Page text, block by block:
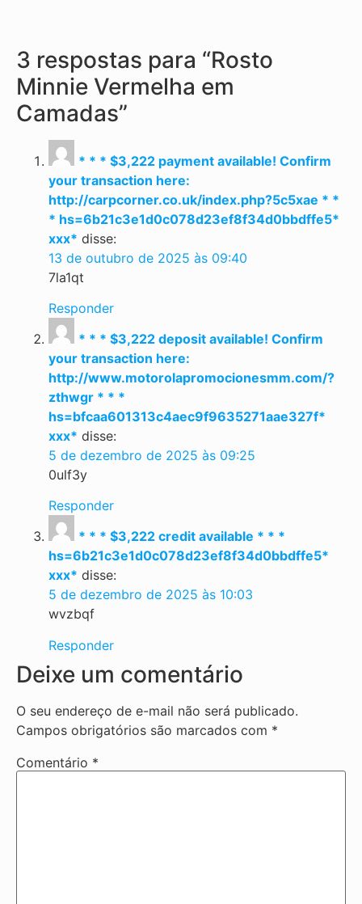
3 respostas para “Rosto
Minnie Vermelha em
Camadas”
* * * $3,222 payment available! Confirm
your transaction here:
http://carpcorner.co.uk/index.php?5c5xae * *
* hs=6b21c3e1d0c078d23ef8f34d0bbdffe5*
ххх* disse:
13 de outubro de 2025 às 09:40
7la1qt
Responder
* * * $3,222 deposit available! Confirm
your transaction here:
http://www.motorolapromocionesmm.com/?
zthwgr * * *
hs=bfcaa601313c4aec9f9635271aae327f*
ххх* disse:
5 de dezembro de 2025 às 09:25
0ulf3y
Responder
* * * $3,222 credit available * * *
hs=6b21c3e1d0c078d23ef8f34d0bbdffe5*
ххх* disse:
5 de dezembro de 2025 às 10:03
wvzbqf
Responder
Deixe um comentário
O seu endereço de e-mail não será publicado.
Campos obrigatórios são marcados com *
Comentário *